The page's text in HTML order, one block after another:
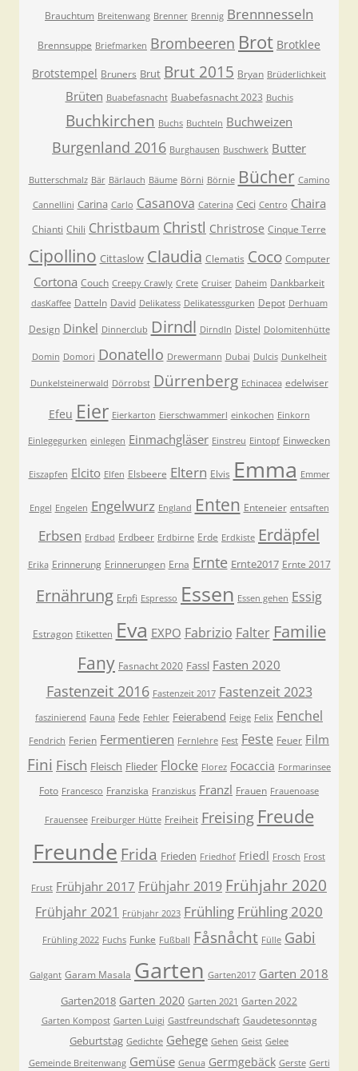
Brauchtum Breitenwang Brenner Brennig Brennnesseln
Brennsuppe Briefmarken Brombeeren Brot Brotklee
Brotstempel Bruners Brut Brut 2015 Bryan Brüderlichkeit
Brüten Buabefasnacht Buabefasnacht 2023 Buchis
Buchkirchen Buchs Buchteln Buchweizen
Burgenland 2016 Burghausen Buschwerk Butter
Butterschmalz Bär Bärlauch Bäume Börni Börnie Bücher Camino
Cannellini Carina Carlo Casanova Caterina Ceci Centro Chaira
Chianti Chili Christbaum Christl Christrose Cinque Terre
Cipollino Cittaslow Claudia Clematis Coco Computer
Cortona Couch Creepy Crawly Crete Cruiser Daheim Dankbarkeit
dasKaffee Datteln David Delikatess Delikatessgurken Depot Derhuam
Design Dinkel Dinnerclub Dirndl Dirndln Distel Dolomitenhütte
Domin Domori Donatello Drewermann Dubai Dulcis Dunkelheit
Dunkelsteinerwald Dörrobst Dürrenberg Echinacea edelwiser
Efeu Eier Eierkarton Eierschwammerl einkochen Einkorn
Einlegegurken einlegen Einmachgläser Einstreu Eintopf Einwecken
Eiszapfen Elcito Elfen Elsbeere Eltern Elvis Emma Emmer
Engel Engelen Engelwurz England Enten Enteneier entsaften
Erbsen Erdbad Erdbeer Erdbirne Erde Erdkiste Erdäpfel
Erika Erinnerung Erinnerungen Erna Ernte Ernte2017 Ernte 2017
Ernährung Erpfi Espresso Essen Essen gehen Essig
Estragon Etiketten Eva EXPO Fabrizio Falter Familie
Fany Fasnacht 2020 Fassl Fasten 2020
Fastenzeit 2016 Fastenzeit 2017 Fastenzeit 2023
faszinierend Fauna Fede Fehler Feierabend Feige Felix Fenchel
Fendrich Ferien Fermentieren Fernlehre Fest Feste Feuer Film
Fini Fisch Fleisch Flieder Flocke Florez Focaccia Formarinsee
Foto Francesco Franziska Franziskus Franzl Frauen Frauenoase
Frauensee Freiburger Hütte Freiheit Freising Freude
Freunde Frida Frieden Friedhof Friedl Frosch Frost
Frust Frühjahr 2017 Frühjahr 2019 Frühjahr 2020
Frühjahr 2021 Frühjahr 2023 Frühling Frühling 2020
Frühling 2022 Fuchs Funke Fußball Fåsnåcht Fülle Gabi
Galgant Garam Masala Garten Garten2017 Garten 2018
Garten2018 Garten 2020 Garten 2021 Garten 2022
Garten Kompost Garten Luigi Gastfreundschaft Gaudetesonntag
Geburtstag Gedichte Gehege Gehen Geist Gelee
Gemeinde Breitenwang Gemüse Genua Germgebäck Gerste Gerti